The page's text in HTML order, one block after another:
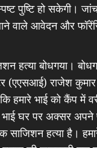
पुष्टि हो सकेगी। जांच
जाने वाले आवेदन और
हत्या बोधगया।
(एएसआई) राजेश
हमारे भाई को कैंप में
भाई घर पर अक्सर
साजिशन हत्या है।